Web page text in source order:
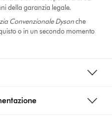
della garanzia legale.
Convenzionale Dysonche
o in un secondo momento